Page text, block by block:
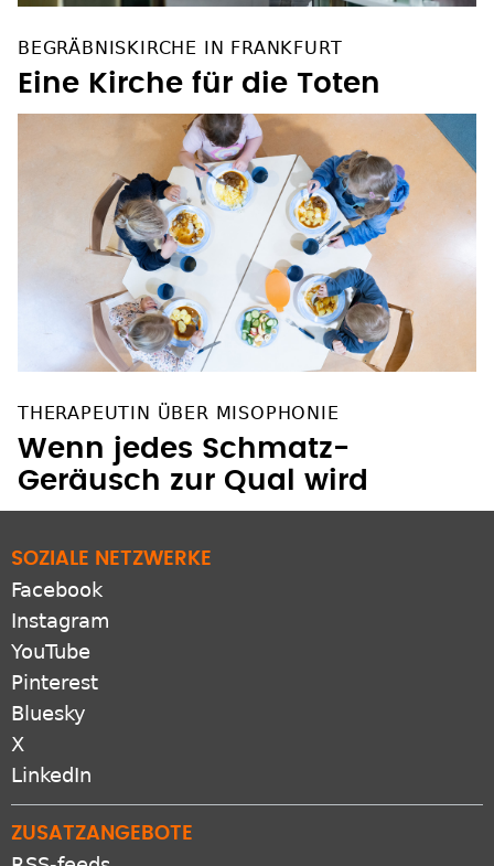
BEGRÄBNISKIRCHE IN FRANKFURT
Eine Kirche für die Toten
THERAPEUTIN ÜBER MISOPHONIE
Wenn jedes Schmatz-
Geräusch zur Qual wird
SOZIALE NETZWERKE
Facebook
Instagram
YouTube
Pinterest
Bluesky
X
LinkedIn
ZUSATZANGEBOTE